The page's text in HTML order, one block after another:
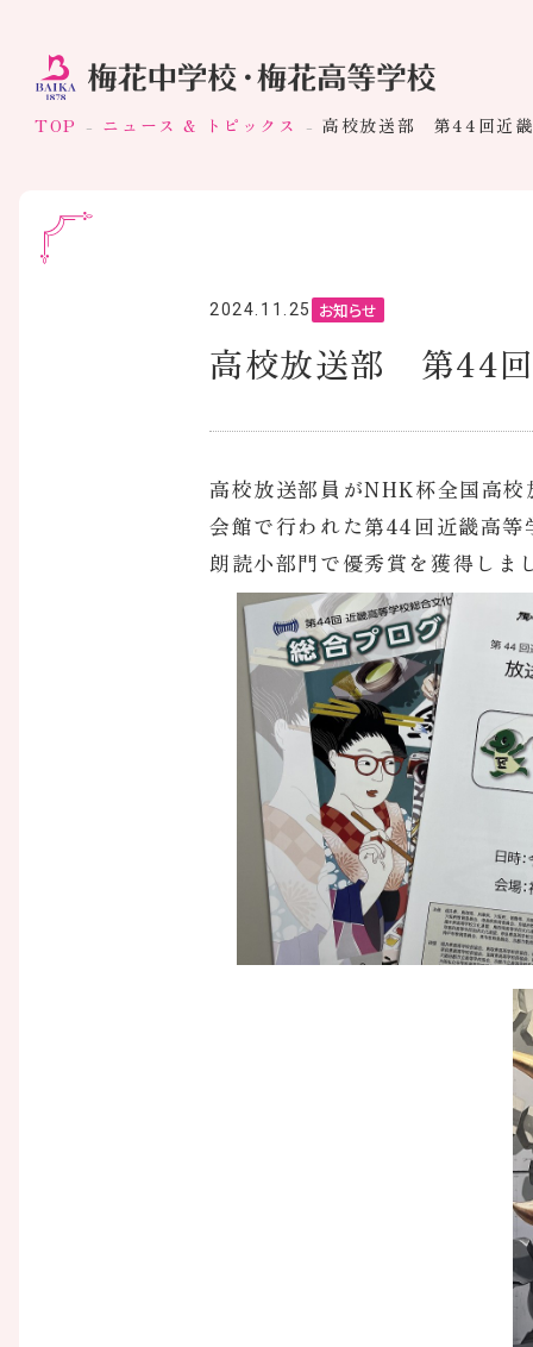
TOP ニュース & トピックス 高校放送部 第44回近
2024.11.25 お知らせ
高校放送部 第44
高校放送部員がNHK杯全国高
会館で行われた第44回近畿高
朗読小部門で優秀賞を獲得しま